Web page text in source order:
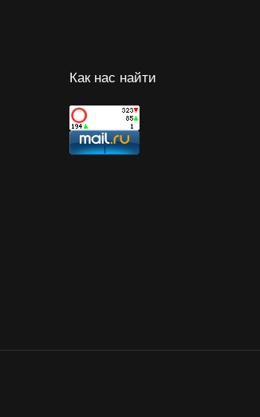
Как нас найти